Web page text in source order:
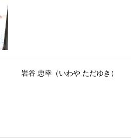
岩谷 忠幸（いわや ただゆき）